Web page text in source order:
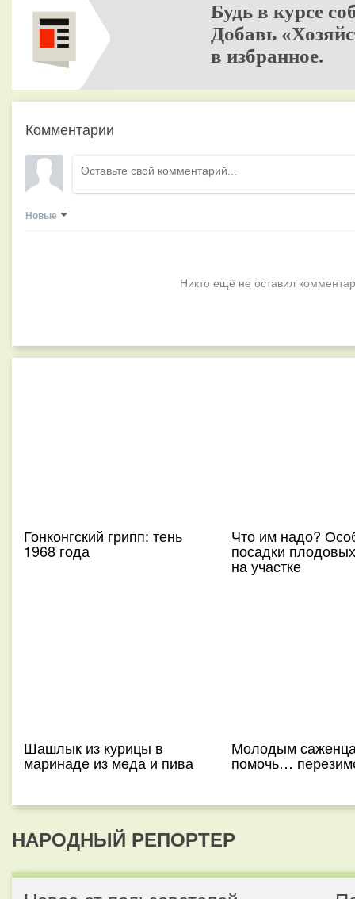
Будь в курсе
Добавь
в избранное.
Комментарии
Новые
Никто ещё не оставил
Гонконгский грипп: тень
1968 года
Что им надо?
посадки
на участке
Шашлык из курицы в
маринаде из меда и пива
Молодым
помочь…
НАРОДНЫЙ РЕПОРТЕР